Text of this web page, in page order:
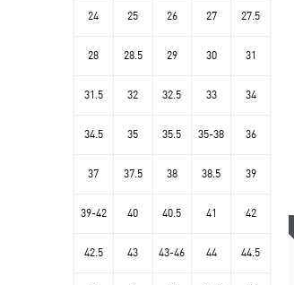
24 25 26 27 27.5
28 28.5 29 30 31
31.5 32 32.5 33 34
34.5 35 35.5 35-38 36
37 37.5 38 38.5 39
39-42 40 40.5 41 42
42.5 43 43-46 44 44.5